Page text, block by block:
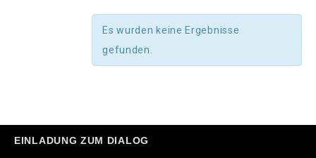
Es wurden keine Ergebnisse
gefunden.
EINLADUNG ZUM DIALOG